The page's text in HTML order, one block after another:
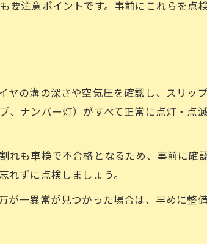
要注意ポイントです。事前にこれらを点
ヤの溝の深さや空気圧を確認し、スリッ
、ナンバー灯）がすべて正常に点灯・点
れも車検で不合格となるため、事前に確
ずに点検しましょう。
が一異常が見つかった場合は、早めに整